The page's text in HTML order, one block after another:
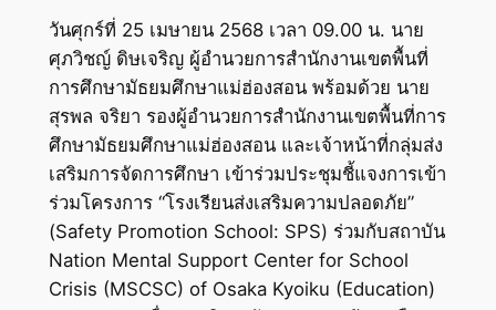
วันศุกร์ที่ 25 เมษายน 2568 เวลา 09.00 น. นาย
ศุภวิชญ์ ดิษเจริญ ผู้อำนวยการสำนักงานเขตพื้นที่
การศึกษามัธยมศึกษาแม่ฮ่องสอน พร้อมด้วย นาย
สุรพล จริยา รองผู้อำนวยการสำนักงานเขตพื้นที่การ
ศึกษามัธยมศึกษาแม่ฮ่องสอน และเจ้าหน้าที่กลุ่มส่ง
เสริมการจัดการศึกษา เข้าร่วมประชุมชี้แจงการเข้า
ร่วมโครงการ “โรงเรียนส่งเสริมความปลอดภัย”
(Safety Promotion School: SPS) ร่วมกับสถาบัน
Nation Mental Support Center for School
Crisis (MSCSC) of Osaka Kyoiku (Education)